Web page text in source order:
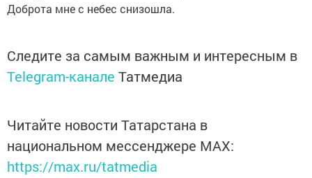
Доброта мне с небес снизошла.
Следите за самым важным и интересным в
Telegram-канале Татмедиа
Читайте новости Татарстана в
национальном мессенджере MАХ:
https://max.ru/tatmedia